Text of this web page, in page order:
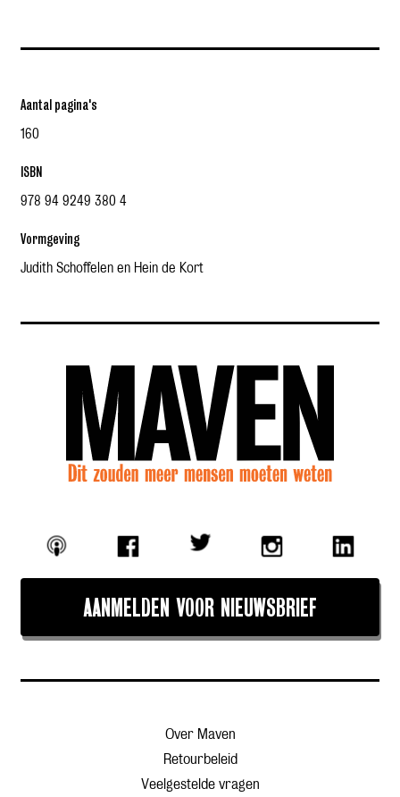
Aantal pagina's
160
ISBN
978 94 9249 380 4
Vormgeving
Judith Schoffelen en Hein de Kort
AANMELDEN VOOR NIEUWSBRIEF
Over Maven
Retourbeleid
Veelgestelde vragen